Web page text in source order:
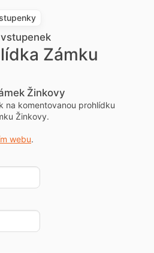
Zámku
Žinkovy
na komentovanou prohlídku
Žinkovy.
webu.